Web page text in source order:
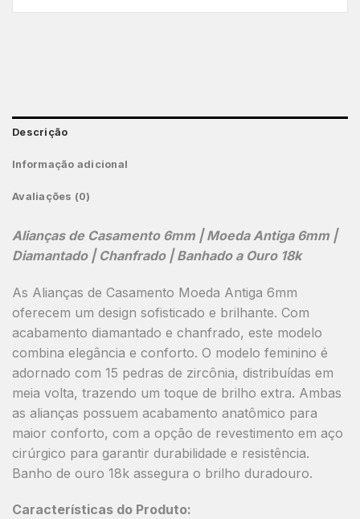
Descrição
Informação adicional
Avaliações (0)
Alianças de Casamento 6mm | Moeda Antiga 6mm |
Diamantado | Chanfrado | Banhado a Ouro 18k
As Alianças de Casamento Moeda Antiga 6mm
oferecem um design sofisticado e brilhante. Com
acabamento diamantado e chanfrado, este modelo
combina elegância e conforto. O modelo feminino é
adornado com 15 pedras de zircônia, distribuídas em
meia volta, trazendo um toque de brilho extra. Ambas
as alianças possuem acabamento anatômico para
maior conforto, com a opção de revestimento em aço
cirúrgico para garantir durabilidade e resistência.
Banho de ouro 18k assegura o brilho duradouro.
Características do Produto: